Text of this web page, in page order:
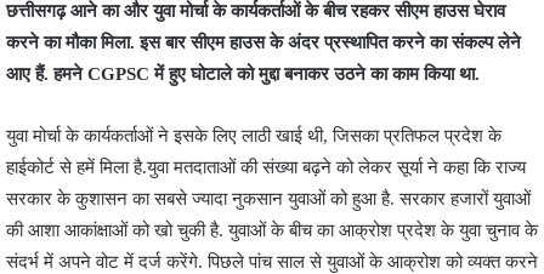
छत्तीसगढ़ आने का और युवा मोर्चा के कार्यकर्ताओं के बीच रहकर सीएम हाउस घेराव
करने का मौका मिला. इस बार सीएम हाउस के अंदर प्रस्थापित करने का संकल्प लेने
आए हैं. हमने CGPSC में हुए घोटाले को मुद्दा बनाकर उठने का काम किया था.
युवा मोर्चा के कार्यकर्ताओं ने इसके लिए लाठी खाई थी, जिसका प्रतिफल प्रदेश के
हाईकोर्ट से हमें मिला है.युवा मतदाताओं की संख्या बढ़ने को लेकर सूर्या ने कहा कि राज्य
सरकार के कुशासन का सबसे ज्यादा नुकसान युवाओं को हुआ है. सरकार हजारों युवाओं
की आशा आकांक्षाओं को खो चुकी है. युवाओं के बीच का आक्रोश प्रदेश के युवा चुनाव के
संदर्भ में अपने वोट में दर्ज करेंगे. पिछले पांच साल से युवाओं के आक्रोश को व्यक्त करने